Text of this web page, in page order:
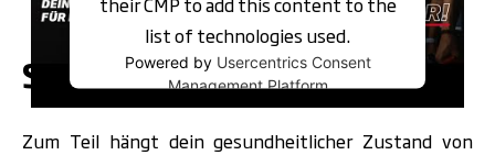
list of technologies used.
Powered by Usercentrics Consent
Management Platform
So senkst du dein BioAge!
Zum Teil hängt dein gesundheitlicher Zustand von